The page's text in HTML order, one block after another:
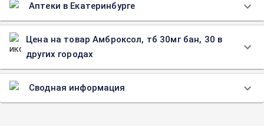
Аптеки в Екатеринбурге
Цена на товар Амброксол, тб 30мг бан, 30 в
других городах
Сводная информация